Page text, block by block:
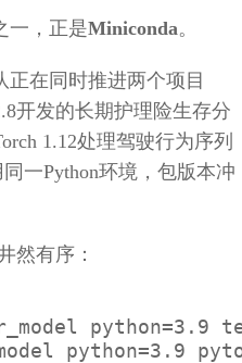
一，正是Miniconda。
在同时推进两个项目
开发的长期护理险生存分
1.12处理驾驶行为序列
一Python环境，包版本冲
然有序：
python=3.9
python=3.9